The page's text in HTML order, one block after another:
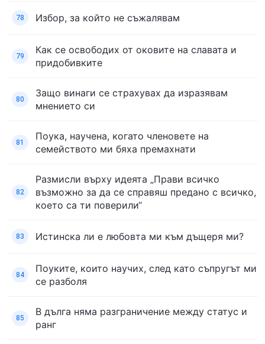
78 Избор, за който не съжалявам
79
Как се освободих от оковите на славата и
придобивките
80
Защо винаги се страхувах да изразявам
мнението си
81
Поука, научена, когато членовете на
семейството ми бяха премахнати
82
Размисли върху идеята „Прави всичко
възможно за да се справяш предано с всичко,
което са ти поверили“
83 Истинска ли е любовта ми към дъщеря ми?
84
Поуките, които научих, след като съпругът ми
се разболя
85
В дълга няма разграничение между статус и
ранг